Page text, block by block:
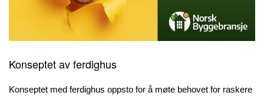
Konseptet av ferdighus
Konseptet med ferdighus oppsto for å møte behovet for raskere